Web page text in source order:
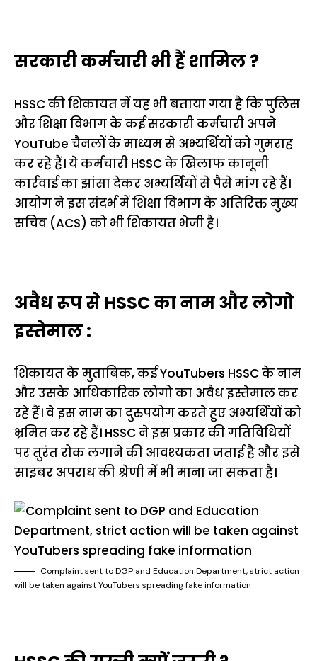
सरकारी कर्मचारी भी हैं शामिल ?
HSSC की शिकायत में यह भी बताया गया है कि पुलिस
और शिक्षा विभाग के कई सरकारी कर्मचारी अपने
YouTube चैनलों के माध्यम से अभ्यर्थियों को गुमराह
कर रहे हैं। ये कर्मचारी HSSC के खिलाफ कानूनी
कार्रवाई का झांसा देकर अभ्यर्थियों से पैसे मांग रहे हैं।
आयोग ने इस संदर्भ में शिक्षा विभाग के अतिरिक्त मुख्य
सचिव (ACS) को भी शिकायत भेजी है।
अवैध रूप से HSSC का नाम और लोगो
इस्तेमाल :
शिकायत के मुताबिक, कई YouTubers HSSC के नाम
और उसके आधिकारिक लोगो का अवैध इस्तेमाल कर
रहे हैं। वे इस नाम का दुरुपयोग करते हुए अभ्यर्थियों को
भ्रमित कर रहे हैं। HSSC ने इस प्रकार की गतिविधियों
पर तुरंत रोक लगाने की आवश्यकता जताई है और इसे
साइबर अपराध की श्रेणी में भी माना जा सकता है।
Complaint sent to DGP and Education Department, strict action
will be taken against YouTubers spreading fake information